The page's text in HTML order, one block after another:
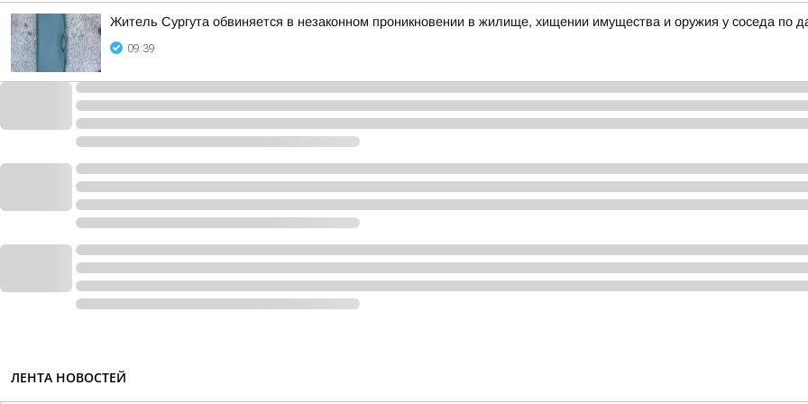
Житель Сургута обвиняется в незаконном проникновении в жилище, хищении имущества и оружия у соседа по
09:39
ЛЕНТА НОВОСТЕЙ